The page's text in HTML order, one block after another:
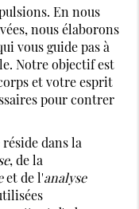
En nous
nous élaborons
vous guide pas à
Notre objectif est
et votre esprit
pour contrer
dans la
, de la
et de l'analyse